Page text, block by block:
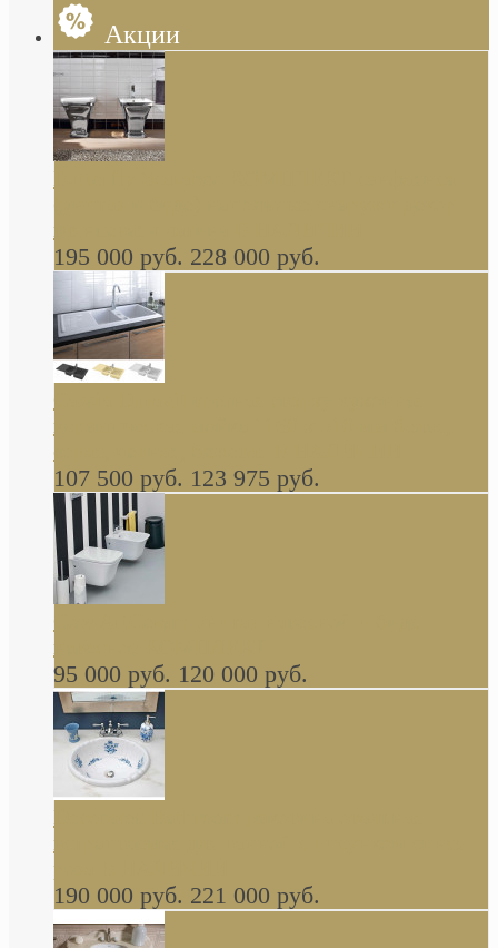
Акции
Butterfly Scarabeo КОМПЛЕКТ санфаянса
глянцевая платина В НАЛИЧИИ
195 000 руб. 228 000 руб.
керамическая мойка 1160 x 510 мм белая,
серая, черная, бежевая В НАЛИЧИИ
107 500 руб. 123 975 руб.
навесное КОМПЛЕКТ
95 000 руб. 120 000 руб.
Decorated Bathroom раковина овальная
встраиваемая для ванной с рисунком синяя
роза В НАЛИЧИИ
190 000 руб. 221 000 руб.